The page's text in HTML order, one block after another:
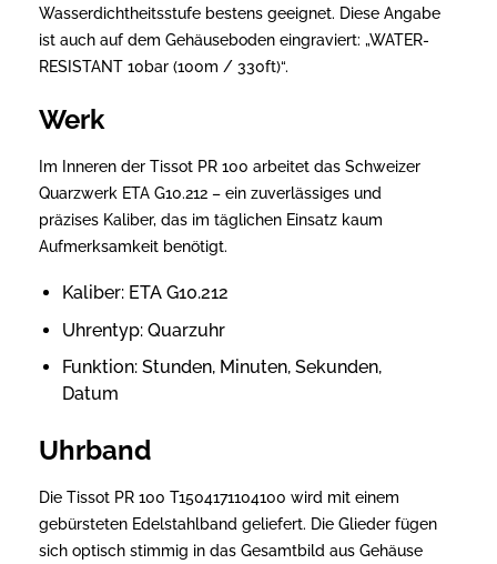
Wasserdichtheitsstufe bestens geeignet. Diese Angabe
ist auch auf dem Gehäuseboden eingraviert: „WATER-
RESISTANT 10bar (100m / 330ft)“.
Werk
Im Inneren der Tissot PR 100 arbeitet das Schweizer
Quarzwerk ETA G10.212 – ein zuverlässiges und
präzises Kaliber, das im täglichen Einsatz kaum
Aufmerksamkeit benötigt.
Kaliber: ETA G10.212
Uhrentyp: Quarzuhr
Funktion: Stunden, Minuten, Sekunden,
Datum
Uhrband
Die Tissot PR 100 T1504171104100 wird mit einem
gebürsteten Edelstahlband geliefert. Die Glieder fügen
sich optisch stimmig in das Gesamtbild aus Gehäuse